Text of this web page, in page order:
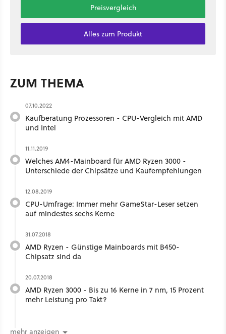
Preisvergleich
Alles zum Produkt
ZUM THEMA
07.10.2022
Kaufberatung Prozessoren - CPU-Vergleich mit AMD
und Intel
11.11.2019
Welches AM4-Mainboard für AMD Ryzen 3000 -
Unterschiede der Chipsätze und Kaufempfehlungen
12.08.2019
CPU-Umfrage: Immer mehr GameStar-Leser setzen
auf mindestes sechs Kerne
31.07.2018
AMD Ryzen - Günstige Mainboards mit B450-
Chipsatz sind da
20.07.2018
AMD Ryzen 3000 - Bis zu 16 Kerne in 7 nm, 15 Prozent
mehr Leistung pro Takt?
mehr anzeigen